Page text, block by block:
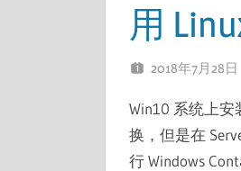
用
2018年7月28日
Win10 系统上安
换，但是在
行 Windows